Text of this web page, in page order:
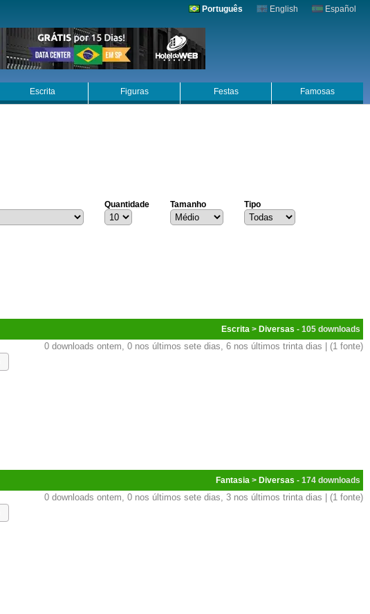
Português English Español
Escrita Figuras Festas Famosas
Quantidade Tamanho Tipo
Escrita > Diversas - 105
0 downloads ontem, 0 nos últimos sete dias, 6 nos últimos trinta dias | (1 fonte)
Fantasia > Diversas - 174
0 downloads ontem, 0 nos últimos sete dias, 3 nos últimos trinta dias | (1 fonte)